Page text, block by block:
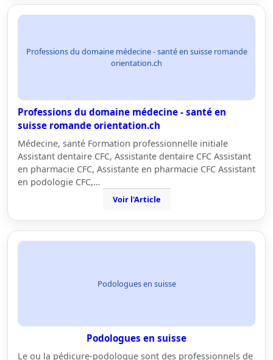
Professions du domaine médecine - santé en suisse romande
orientation.ch
Professions du domaine médecine - santé en
suisse romande orientation.ch
Médecine, santé Formation professionnelle initiale
Assistant dentaire CFC, Assistante dentaire CFC Assistant
en pharmacie CFC, Assistante en pharmacie CFC Assistant
en podologie CFC,…
Voir l'Article
Podologues en suisse
Podologues en suisse
Le ou la pédicure-podologue sont des professionnels de